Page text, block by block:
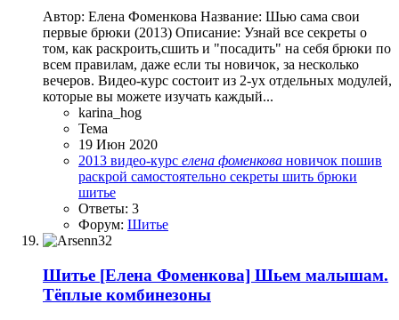
Автор: Елена Фоменкова Название: Шью сама свои
первые брюки (2013) Описание: Узнай все секреты о
том, как раскроить,сшить и "посадить" на себя брюки по
всем правилам, даже если ты новичок, за несколько
вечеров. Видео-курс состоит из 2-ух отдельных модулей,
которые вы можете изучать каждый...
karina_hog
Тема
19 Июн 2020
2013 видео-курс елена фоменкова новичок пошив
раскрой самостоятельно секреты шить брюки
шитье
Ответы: 3
Форум: Шитье
Шитье [Елена Фоменкова] Шьем малышам.
Тёплые комбинезоны